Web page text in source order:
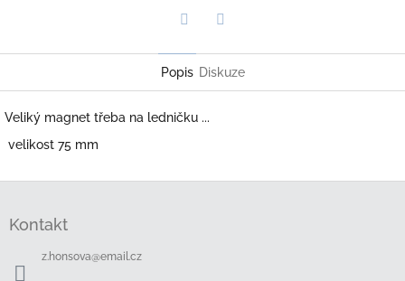
Popis Diskuze
Veliký magnet třeba na ledničku ...
velikost 75 mm
Kontakt
z.honsova@email.cz